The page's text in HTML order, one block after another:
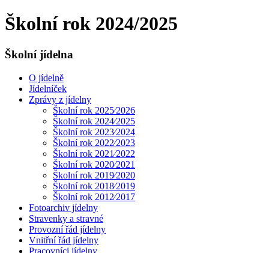
Školní rok 2024/2025
Školní jídelna
O jídelně
Jídelníček
Zprávy z jídelny
Školní rok 2025⁄2026
Školní rok 2024⁄2025
Školní rok 2023⁄2024
Školní rok 2022⁄2023
Školní rok 2021⁄2022
Školní rok 2020⁄2021
Školní rok 2019⁄2020
Školní rok 2018⁄2019
Školní rok 2012⁄2017
Fotoarchiv jídelny
Stravenky a stravné
Provozní řád jídelny
Vnitřní řád jídelny
Pracovníci jídelny